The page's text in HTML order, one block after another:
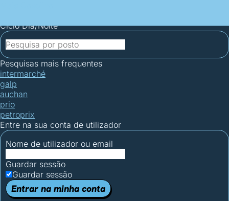
Ciclo Dia/Noite
Pesquisas mais frequentes
intermarché
galp
auchan
prio
petroprix
Entre na sua conta de utilizador
Nome de utilizador ou email
Guardar sessão
Guardar sessão
Entrar na minha conta